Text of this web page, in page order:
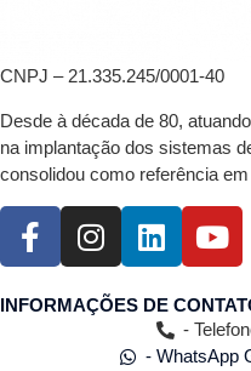
CNPJ – 21.335.245/0001-40
Desde à década de 80,
na implantação dos sistemas
consolidou como referência
INFORMAÇÕES DE
-
- WhatsApp